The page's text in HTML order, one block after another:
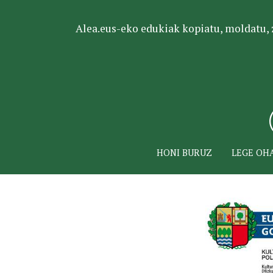
Alea.eus-eko edukiak kopiatu,
HONI BURUZ LEGE